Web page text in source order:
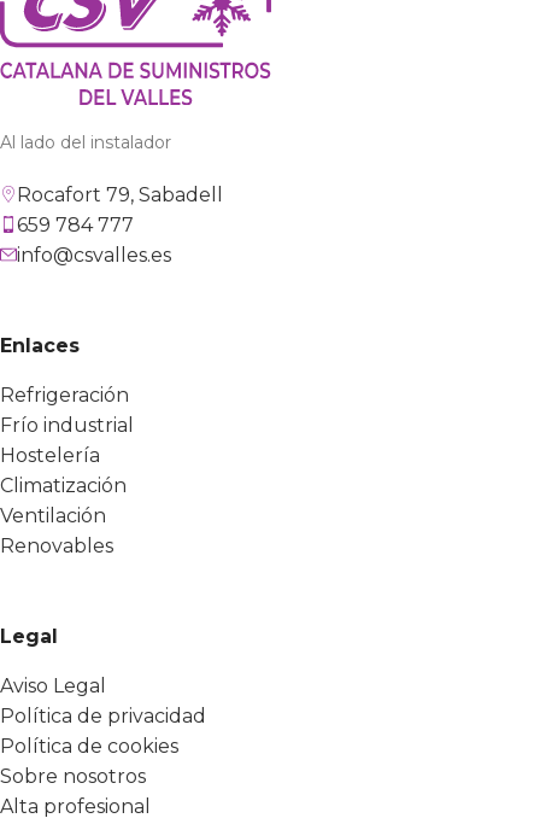
Al lado del instalador
Rocafort 79, Sabadell
659 784 777
info@csvalles.es
Enlaces
Refrigeración
Frío industrial
Hostelería
Climatización
Ventilación
Renovables
Legal
Aviso Legal
Política de privacidad
Política de cookies
Sobre nosotros
Alta profesional